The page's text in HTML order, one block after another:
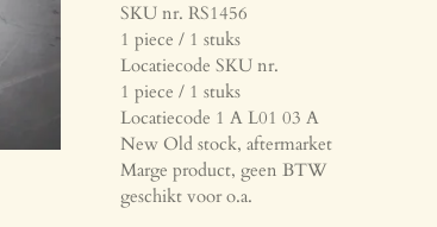
SKU nr. RS1456
1 piece / 1 stuks
Locatiecode SKU nr.
1 piece / 1 stuks
Locatiecode 1 A L01 03 A
New Old stock, aftermarket
Marge product, geen BTW
geschikt voor o.a.